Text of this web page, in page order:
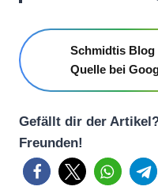
Schmidtis Blog
Quelle bei
Gefällt dir der
Freunden!